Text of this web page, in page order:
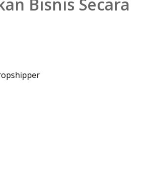
Bisnis Secara